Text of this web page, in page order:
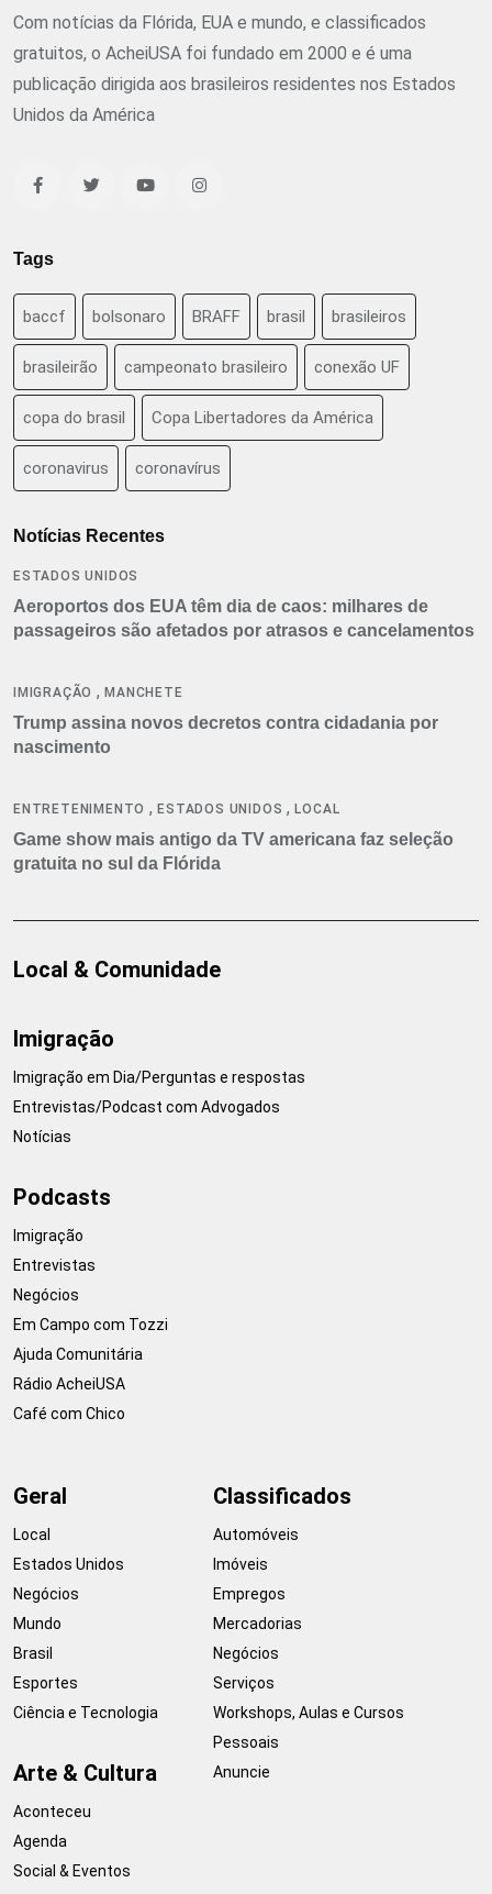
Com notícias da Flórida, EUA e mundo, e classificados
gratuitos, o AcheiUSA foi fundado em 2000 e é uma
publicação dirigida aos brasileiros residentes nos Estados
Unidos da América
Tags
baccf bolsonaro BRAFF brasil brasileiros
brasileirão campeonato brasileiro conexão UF
copa do brasil Copa Libertadores da América
coronavirus coronavírus
Notícias Recentes
ESTADOS UNIDOS
Aeroportos dos EUA têm dia de caos: milhares de
passageiros são afetados por atrasos e cancelamentos
IMIGRAÇÃO ,MANCHETE
Trump assina novos decretos contra cidadania por
nascimento
ENTRETENIMENTO ,ESTADOS UNIDOS ,LOCAL
Game show mais antigo da TV americana faz seleção
gratuita no sul da Flórida
Local & Comunidade
Imigração
Imigração em Dia/Perguntas e respostas
Entrevistas/Podcast com Advogados
Notícias
Podcasts
Imigração
Entrevistas
Negócios
Em Campo com Tozzi
Ajuda Comunitária
Rádio AcheiUSA
Café com Chico
Geral
Local
Estados Unidos
Negócios
Mundo
Brasil
Esportes
Ciência e Tecnologia
Arte & Cultura
Aconteceu
Agenda
Social & Eventos
Classificados
Automóveis
Imóveis
Empregos
Mercadorias
Negócios
Serviços
Workshops, Aulas e Cursos
Pessoais
Anuncie